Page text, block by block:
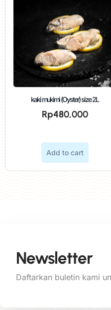
kaki mukimi (Oyster) size 2L
Rp480,000
Add to cart
Newsletter
Daftarkan buletin kami